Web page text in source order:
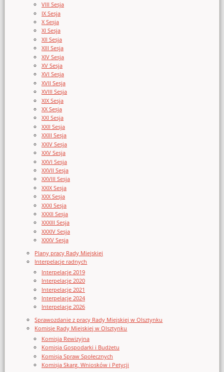
VIII Sesja
IX Sesja
X Sesja
XI Sesja
XII Sesja
XIII Sesja
XIV Sesja
XV Sesja
XVI Sesja
XVII Sesja
XVIII Sesja
XIX Sesja
XX Sesja
XXI Sesja
XXII Sesja
XXIII Sesja
XXIV Sesja
XXV Sesja
XXVI Sesja
XXVII Sesja
XXVIII Sesja
XXIX Sesja
XXX Sesja
XXXI Sesja
XXXII Sesja
XXXIII Sesja
XXXIV Sesja
XXXV Sesja
Plany pracy Rady Miejskiej
Interpelacje radnych
Interpelacje 2019
Interpelacje 2020
Interpelacje 2021
Interpelacje 2024
Interpelacje 2026
Sprawozdanie z pracy Rady Miejskiej w Olsztynku
Komisje Rady Miejskiej w Olsztynku
Komisja Rewizyjna
Komisja Gospodarki i Budżetu
Komisja Spraw Społecznych
Komisja Skarg, Wniosków i Petycji